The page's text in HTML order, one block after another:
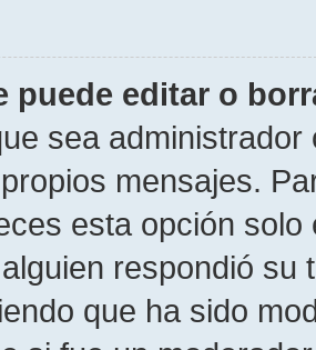
puede editar o
sea
mensajes.
esta opción
respondió
que ha sido